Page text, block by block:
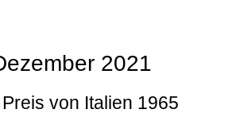
2021
von Italien 1965